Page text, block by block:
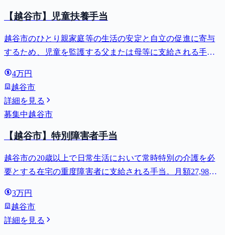
【越谷市】児童扶養手当
越谷市のひとり親家庭等の生活の安定と自立の促進に寄与
するため、児童を監護する父または母等に支給される手
4万円
越谷市
詳細を見る
募集中越谷市
【越谷市】特別障害者手当
越谷市の20歳以上で日常生活において常時特別の介護を必
要とする在宅の重度障害者に支給される手当。月額27,980
3万円
越谷市
詳細を見る